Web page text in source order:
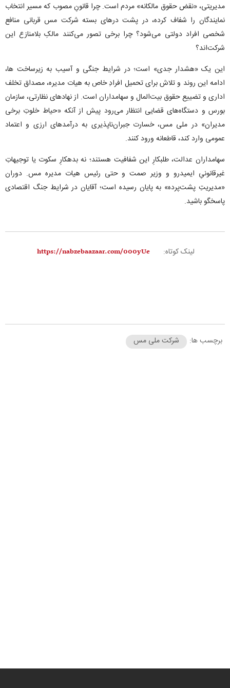
مدیریتی، «نقض حقوق مالکانه» مردم است. چرا قانونِ مصوب که مسیر انتخاب
نمایندگان را شفاف کرده، در پشت در‌های بسته شرکت مس قربانی منافع
شخصی افراد دولتی می‌شود؟ چرا برخی تصور می‌کنند مالکِ بلامنازع این
شرکت‌اند؟
این یک «هشدار جدی» است؛ در شرایط جنگی و آسیب به زیرساخت ها،
ادامه این روند و تلاش برای تحمیل افرادِ خاص به هیات مدیره، مصداق تخلف
اداری و تضییع حقوق بیت‌المال و سهامداران است. از نهاد‌های نظارتی، سازمان
بورس و دستگاه‌های قضایی انتظار می‌رود پیش از آنکه «حیاط خلوتِ برخی
مدیران» در ملی مس، خسارت جبران‌ناپذیری به درآمد‌های ارزی و اعتماد
عمومی وارد کند، قاطعانه ورود کنند.
سهامداران عدالت، طلبکارِ این شفافیت هستند؛ نه بدهکارِ سکوت یا توجیهاتِ
غیرقانونیِ ایمیدرو و وزیر صمت و حتی رئیس هیات مدیره مس. دوران
«مدیریتِ پشت‌پرده» به پایان رسیده است؛ آقایان در شرایط جنگ اقتصادی
پاسخگو باشید.
لینک کوتاه:
برچسب ها: شرکت ملی مس